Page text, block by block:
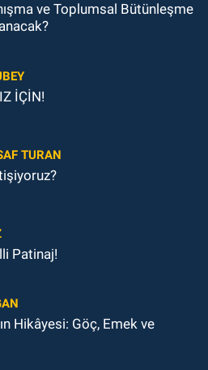
ve Toplumsal Bütünleşme
İÇİN!
TURAN
Patinaj!
Hikâyesi: Göç, Emek ve